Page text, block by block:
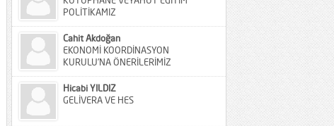
POLİTİKAMIZ
Cahit Akdoğan
EKONOMİ KOORDİNASYON
KURULU’NA ÖNERİLERİMİZ
Hicabi YILDIZ
GELİVERA VE HES